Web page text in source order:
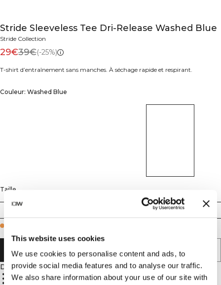
This website uses cookies
We use cookies to personalise content and ads, to
provide social media features and to analyse our traffic.
We also share information about your use of our site with
Stride Sleeveless Tee Dri-Release Washed Blue
Stride Collection
29€39€(-25%)
T-shirt d’entraînement sans manches. À séchage rapide et respirant.
Couleur: Washed Blue
Taille
XL
AJOUTER AU PANIER
Description
Mesh séchage rapide
Flux d’air accru